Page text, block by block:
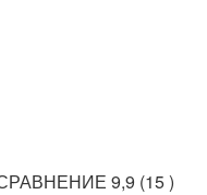
9,9 (15 )